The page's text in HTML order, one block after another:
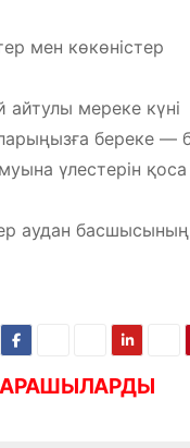
мен көкөністер
айтулы мереке күні
береке —
үлестерін
аудан